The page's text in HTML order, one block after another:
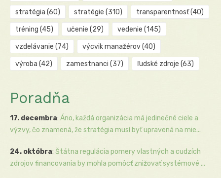
stratégia (60) stratégie (310) transparentnosť(40)
tréning (45) učenie (29) vedenie (145)
vzdelávanie (74) výcvik manažérov(40)
výroba (42) zamestnanci (37) ľudské zdroje (63)
Poradňa
17. decembra: Áno, každá organizácia má jedinečné ciele a
výzvy, čo znamená, že stratégia musí byť upravená na mie...
24. októbra: Štátna regulácia pomery vlastných a cudzích
zdrojov financovania by mohla pomôcť znižovať systémové ...